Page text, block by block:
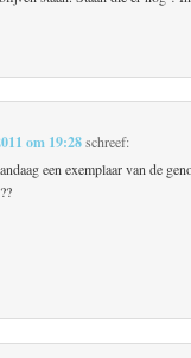
om 19:28 schreef:
een exemplaar van de